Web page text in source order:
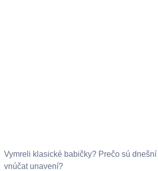
Vymreli klasické babičky? Prečo sú
vnúčat unavení?